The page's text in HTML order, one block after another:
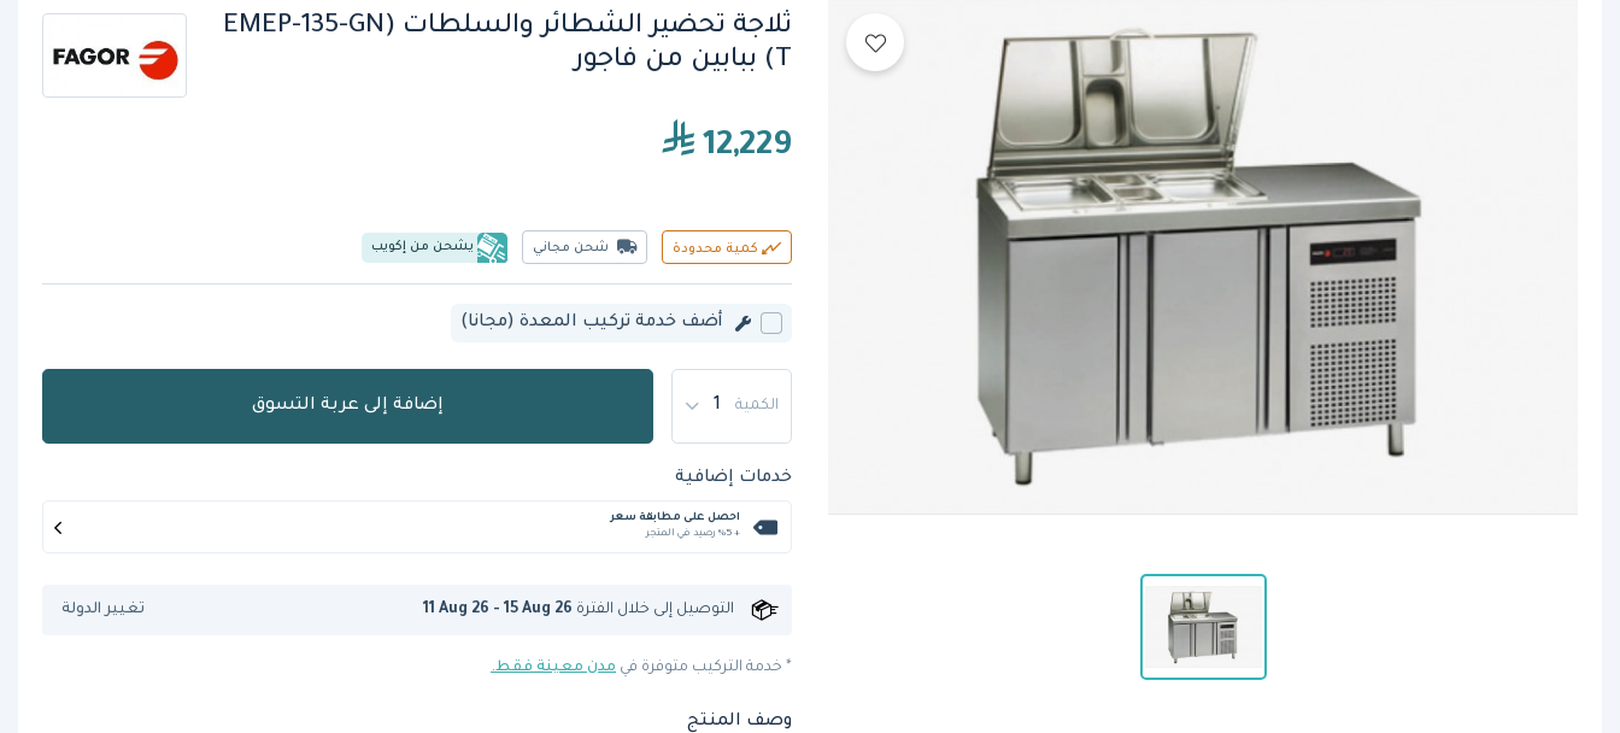
ثلاجة تحضير الشطائر والسلطات (EMEP-135-GN
T) ببابين من فاجور
12,229
كمية محدودة شحن مجاني يشحن من إكويب
أضف خدمة تركيب المعدة (مجانا)
الكمية إضافة إلى عربة التسوق
خدمات إضافية
احصل على مطابقة سعر
+ %5 رصيد في المتجر
التوصيل إلى خلال الفترة 11 Aug 26 - 15 Aug 26 تغيير الدولة
* خدمة التركيب متوفرة في مدن معينة فقط.
وصف المنتج